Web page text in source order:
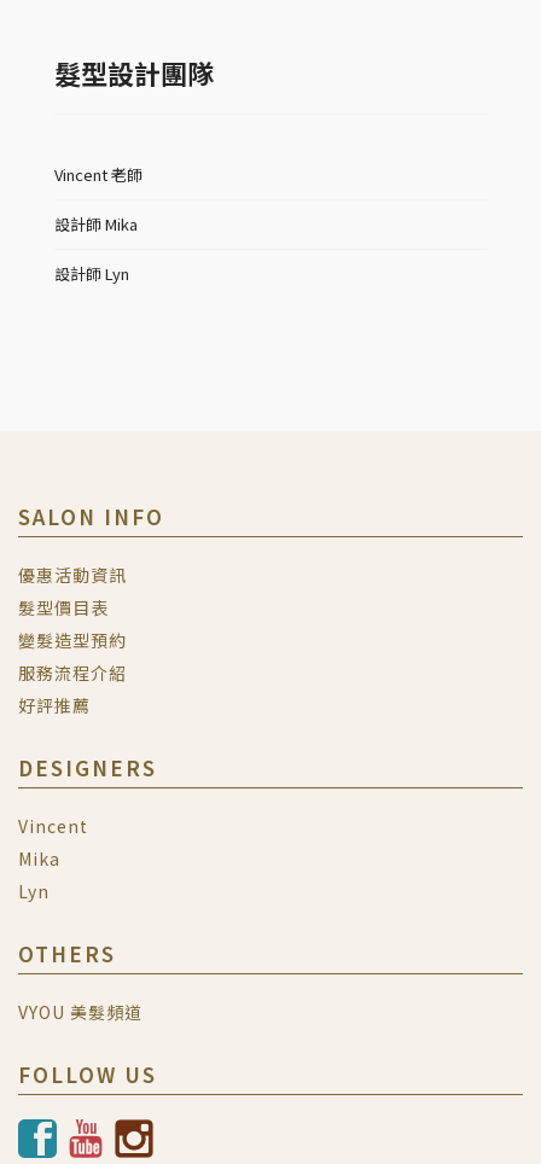
髮型設計團隊
Vincent 老師
設計師 Mika
設計師 Lyn
SALON INFO
優惠活動資訊
髮型價目表
變髮造型預約
服務流程介紹
好評推薦
DESIGNERS
Vincent
Mika
Lyn
OTHERS
VYOU 美髮頻道
FOLLOW US